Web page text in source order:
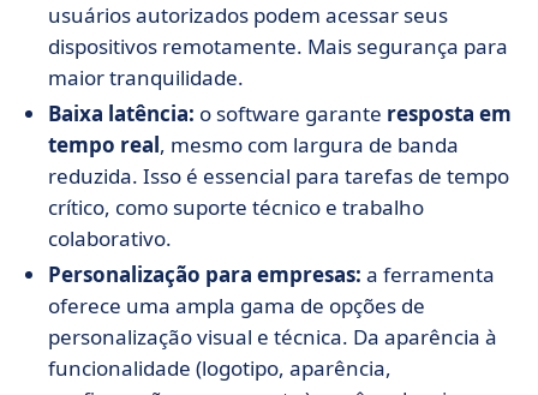
usuários autorizados podem acessar seus
dispositivos remotamente. Mais segurança para
maior tranquilidade.
Baixa latência: o software garante resposta em
tempo real, mesmo com largura de banda
reduzida. Isso é essencial para tarefas de tempo
crítico, como suporte técnico e trabalho
colaborativo.
Personalização para empresas: a ferramenta
oferece uma ampla gama de opções de
personalização visual e técnica. Da aparência à
funcionalidade (logotipo, aparência,